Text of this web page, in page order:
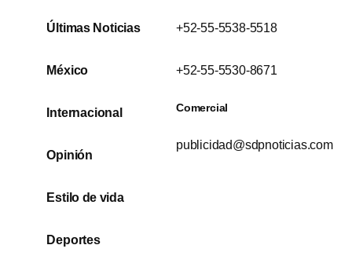
Últimas Noticias
México
Internacional
Opinión
Estilo de vida
Deportes
+52-55-5538-5518
+52-55-5530-8671
Comercial
publicidad@sdpnoticias.com